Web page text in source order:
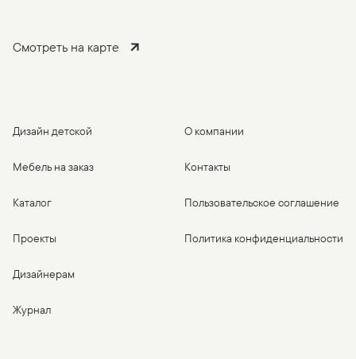
Смотреть на карте
Дизайн детской
Мебель на заказ
Каталог
Проекты
Дизайнерам
Журнал
О компании
Контакты
Пользовательское соглашение
Политика конфиденциальности